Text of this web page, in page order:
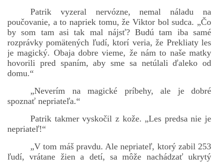
Patrik vyzeral nervózne, nemal náladu na
poučovanie, a to napriek tomu, že Viktor bol sudca. „Čo
by som tam asi tak mal nájsť? Budú tam iba samé
rozprávky pomätených ľudí, ktorí veria, že Prekliaty les
je magický. Obaja dobre vieme, že nám to naše matky
hovorili pred spaním, aby sme sa netúlali ďaleko od
domu.“
„Neverím na magické príbehy, ale je dobré
spoznať nepriateľa.“
Patrik takmer vyskočil z kože. „Les predsa nie je
nepriateľ!“
„V tom máš pravdu. Ale nepriateľ, ktorý zabil 253
ľudí, vrátane žien a detí, sa môže nachádzať ukrytý